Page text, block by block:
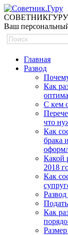
СОВЕТНИКГУРУ
Ваш
Главная
Развод
Как
С кем
что
Как
брака
Какой
2018
Как
Как